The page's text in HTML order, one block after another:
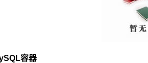
容器